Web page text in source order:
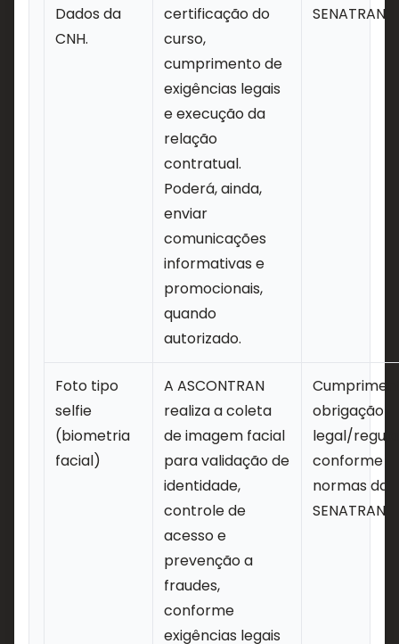
Dados da
CNH.
certificação do
curso,
cumprimento de
exigências legais
e execução da
relação
contratual.
Poderá, ainda,
enviar
comunicações
informativas e
promocionais,
quando
autorizado.
SENATRAN
Foto tipo
selfie
(biometria
facial)
A ASCONTRAN
realiza a coleta
de imagem facial
para validação de
identidade,
controle de
acesso e
prevenção a
fraudes,
conforme
exigências legais
obrigação
legal/
conforme
normas da
SENATRAN